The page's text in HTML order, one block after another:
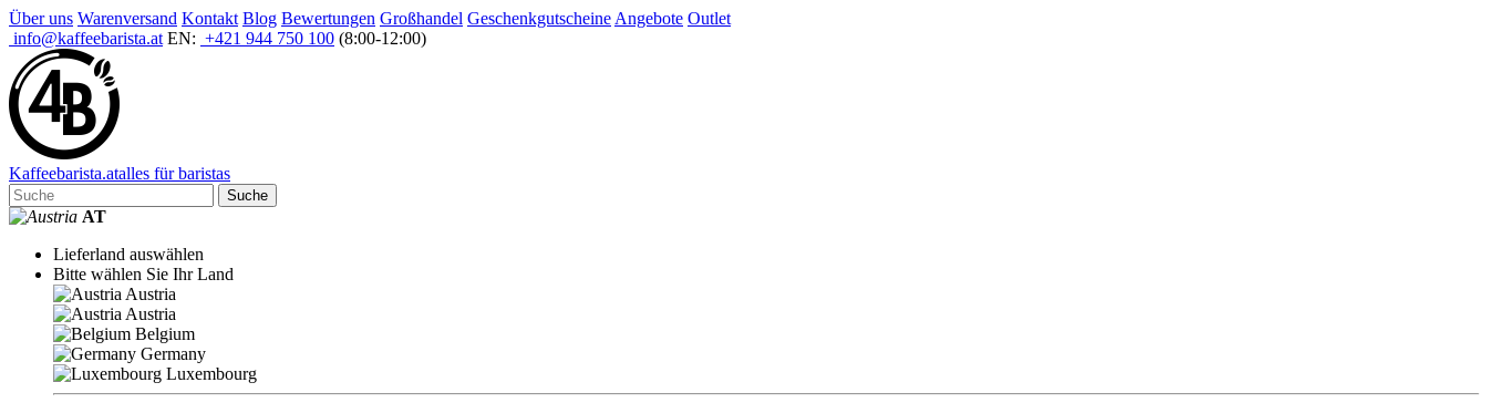
Über uns Warenversand Kontakt Blog Bewertungen Großhandel Geschenkgutscheine Angebote Outlet
info@kaffeebarista.at EN: +421 944 750 100 (8:00-12:00)
Kaffeebarista.atalles für baristas
Suche
AT
Lieferland auswählen
Bitte wählen Sie Ihr Land
Austria
Austria
Belgium
Germany
Luxembourg